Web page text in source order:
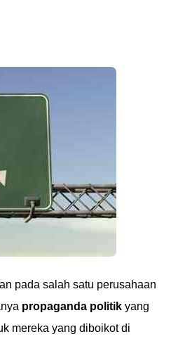
pada salah satu perusahaan
propaganda politik yang
mereka yang diboikot di